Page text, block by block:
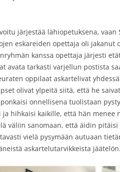
järjestää lähiopetuksena,
eskareiden opettaja oli jakanut
kanssa opettaja järjesti
avata tarkasti varjellun postista
oppilaat askartelivat
olivat ylpeitä siitä, että he
onnellisena tuolistaan
hihkaisi kaikille, että hän menee
väliin sanomaan, että äidin pitäisi
vielä pysymään autuaan
askartelutarvikkeista jäätelön.